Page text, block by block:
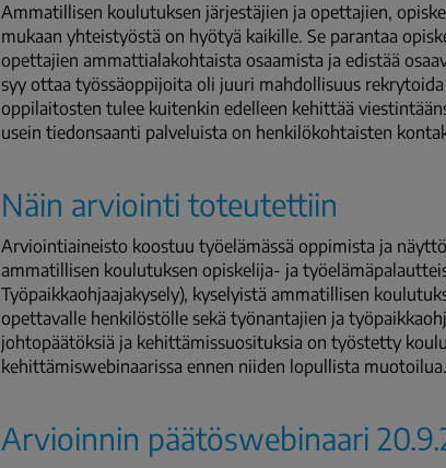
Ammatillisen koulutuksen järjestäjien ja opettajien,
mukaan yhteistyöstä on hyötyä kaikille. Se parantaa
opettajien ammattialakohtaista osaamista ja edistää
syy ottaa työssäoppijoita oli juuri mahdollisuus
oppilaitosten tulee kuitenkin edelleen kehittää
usein tiedonsaanti palveluista on henkilökohtaisten
Näin arviointi toteutettiin
Arviointiaineisto koostuu työelämässä oppimista ja
ammatillisen koulutuksen opiskelija- ja
Työpaikkaohjaajakysely), kyselyistä ammatillisen
opettavalle henkilöstölle sekä työnantajien ja
johtopäätöksiä ja kehittämissuosituksia on työstetty
kehittämiswebinaarissa ennen niiden lopullista muotoilua.
Arvioinnin päätöswebinaari